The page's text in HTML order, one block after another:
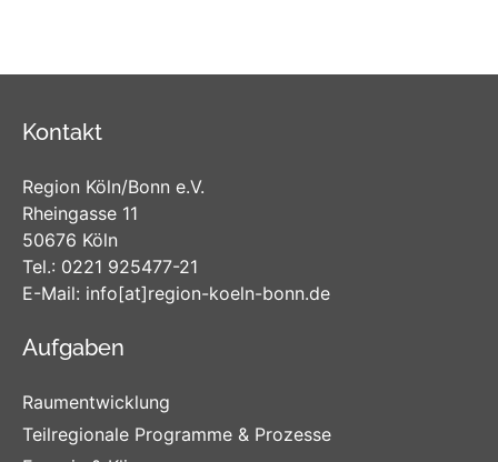
Kontakt
Region Köln/Bonn e.V.
Rheingasse 11
50676 Köln
Tel.: 0221 925477-21
E-Mail: info[at]region-koeln-bonn.de
Aufgaben
Raumentwicklung
Teilregionale Programme & Prozesse